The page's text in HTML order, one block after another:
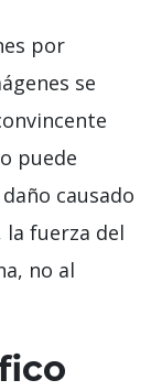
por
se
puede
causado
la fuerza del
no al